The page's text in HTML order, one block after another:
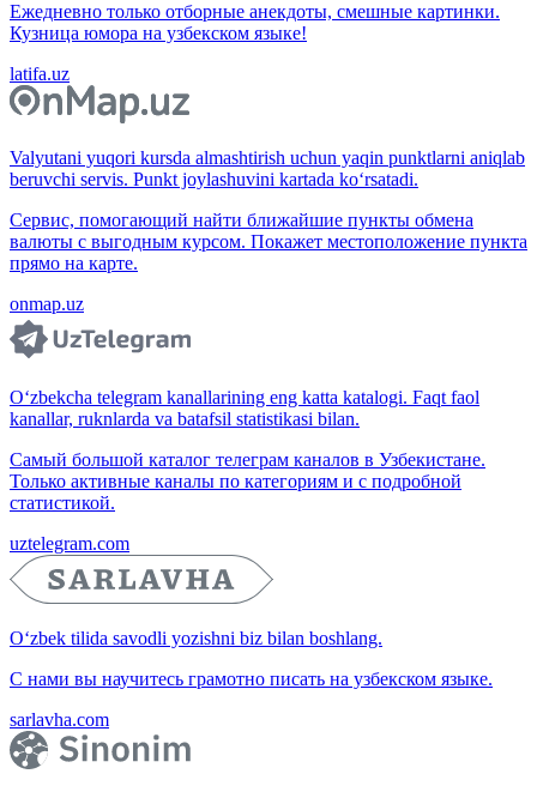
Ежедневно только отборные анекдоты, смешные картинки.
Кузница юмора на узбекском языке!
latifa.uz
Valyutani yuqori kursda almashtirish uchun yaqin punktlarni aniqlab
beruvchi servis. Punkt joylashuvini kartada ko‘rsatadi.
Сервис, помогающий найти ближайшие пункты обмена
валюты с выгодным курсом. Покажет местоположение пункта
прямо на карте.
onmap.uz
O‘zbekcha telegram kanallarining eng katta katalogi. Faqt faol
kanallar, ruknlarda va batafsil statistikasi bilan.
Самый большой каталог телеграм каналов в Узбекистане.
Только активные каналы по категориям и с подробной
статистикой.
uztelegram.com
O‘zbek tilida savodli yozishni biz bilan boshlang.
С нами вы научитесь грамотно писать на узбекском языке.
sarlavha.com